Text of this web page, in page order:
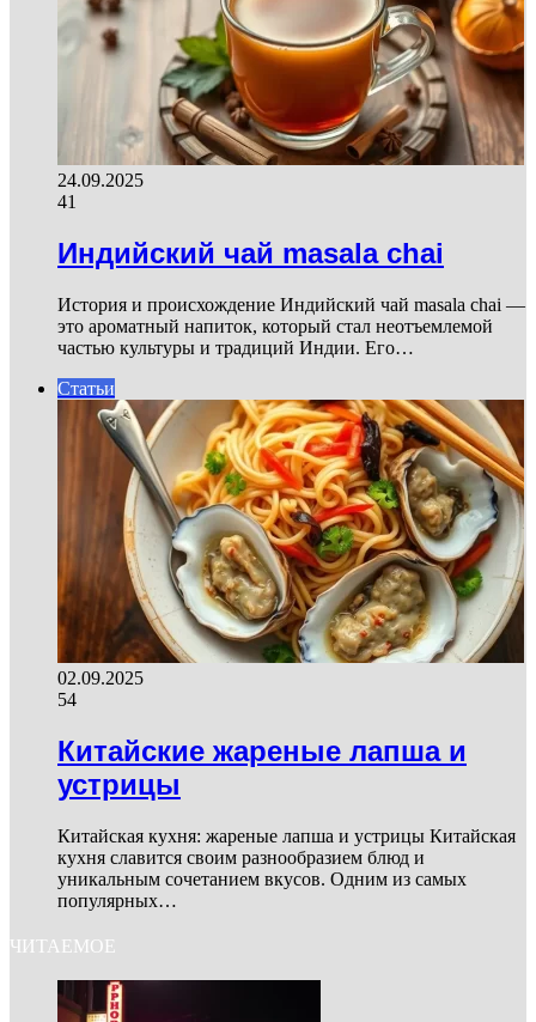
24.09.2025
41
Индийский чай masala chai
История и происхождение Индийский чай masala chai —
это ароматный напиток, который стал неотъемлемой
частью культуры и традиций Индии. Его…
Статьи
02.09.2025
54
Китайские жареные лапша и
устрицы
Китайская кухня: жареные лапша и устрицы Китайская
кухня славится своим разнообразием блюд и
уникальным сочетанием вкусов. Одним из самых
популярных…
ЧИТАЕМОЕ